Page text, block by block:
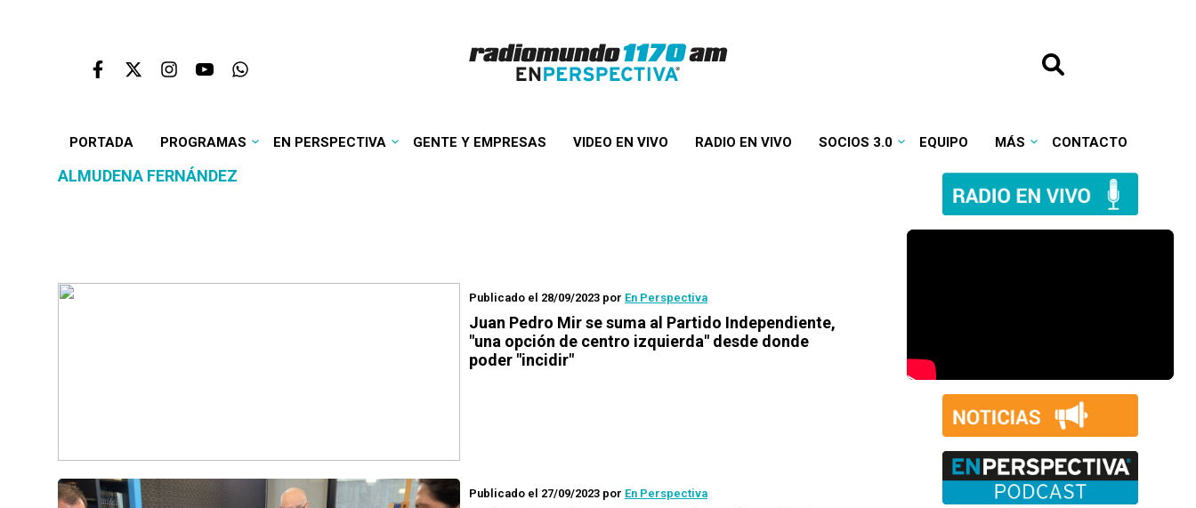
PORTADA PROGRAMAS EN PERSPECTIVA GENTE Y EMPRESAS VIDEO EN VIVO RADIO EN VIVO SOCIOS 3.0 EQUIPO MÁS CONTACTO
ALMUDENA FERNÁNDEZ
Publicado el 28/09/2023 por En Perspectiva
Juan Pedro Mir se suma al Partido Independiente,
"una opción de centro izquierda" desde donde
poder "incidir"
Publicado el 27/09/2023 por En Perspectiva